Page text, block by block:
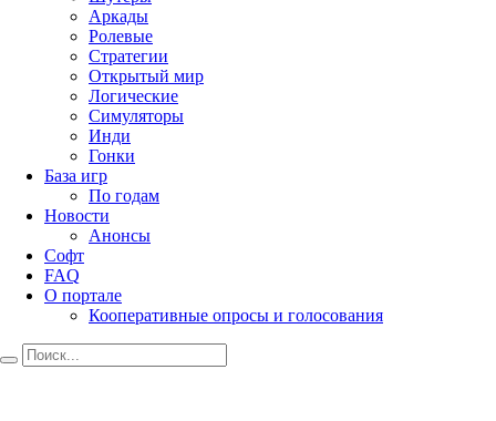
Аркады
Ролевые
Стратегии
Открытый мир
Логические
Симуляторы
Инди
Гонки
База игр
По годам
Новости
Анонсы
Софт
FAQ
О портале
Кооперативные опросы и голосования